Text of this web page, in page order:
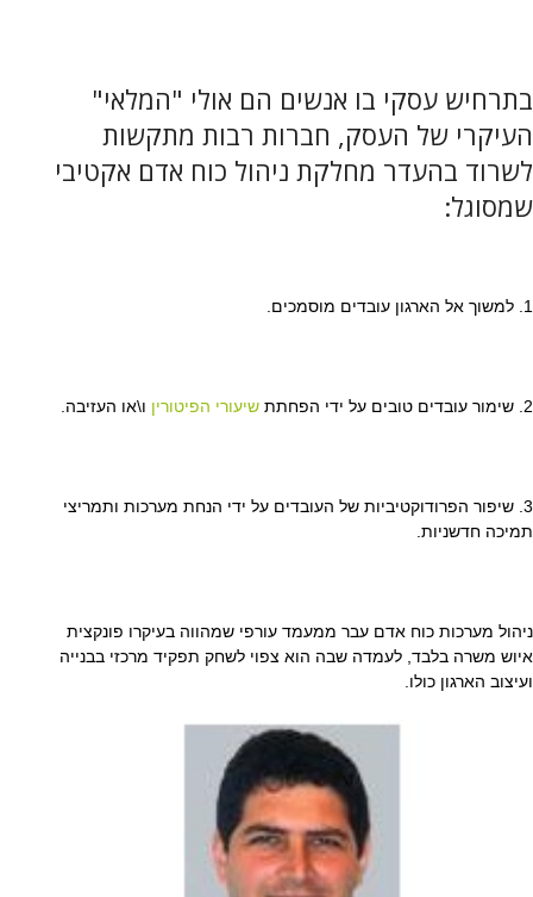
בתרחיש עסקי בו אנשים הם אולי "המלאי"
העיקרי של העסק, חברות רבות מתקשות
לשרוד בהעדר מחלקת ניהול כוח אדם אקטיבי
שמסוגל:
1. למשוך אל הארגון עובדים מוסמכים.
2. שימור עובדים טובים על ידי הפחתת שיעורי הפיטורין ו\או העזיבה.
3. שיפור הפרודוקטיביות של העובדים על ידי הנחת מערכות ותמריצי
תמיכה חדשניות.
ניהול מערכות כוח אדם עבר ממעמד עורפי שמהווה בעיקרו פונקצית
איוש משרה בלבד, לעמדה שבה הוא צפוי לשחק תפקיד מרכזי בבנייה
ועיצוב הארגון כולו.